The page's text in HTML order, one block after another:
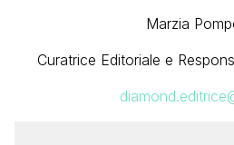
Marzia
Curatrice Editoriale e